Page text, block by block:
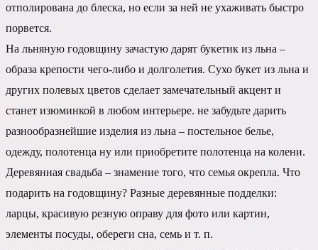
отполирована до блеска, но если за ней не ухаживать быстро
порвется.
На льняную годовщину зачастую дарят букетик из льна –
образа крепости чего-либо и долголетия. Сухо букет из льна и
других полевых цветов сделает замечательный акцент и
станет изюминкой в любом интерьере. не забудьте дарить
разнообразнейшие изделия из льна – постельное белье,
одежду, полотенца ну или приобретите полотенца на колени.
Деревянная свадьба – знамение того, что семья окрепла. Что
подарить на годовщину? Разные деревянные подделки:
ларцы, красивую резную оправу для фото или картин,
элементы посуды, обереги сна, семь и т. п.